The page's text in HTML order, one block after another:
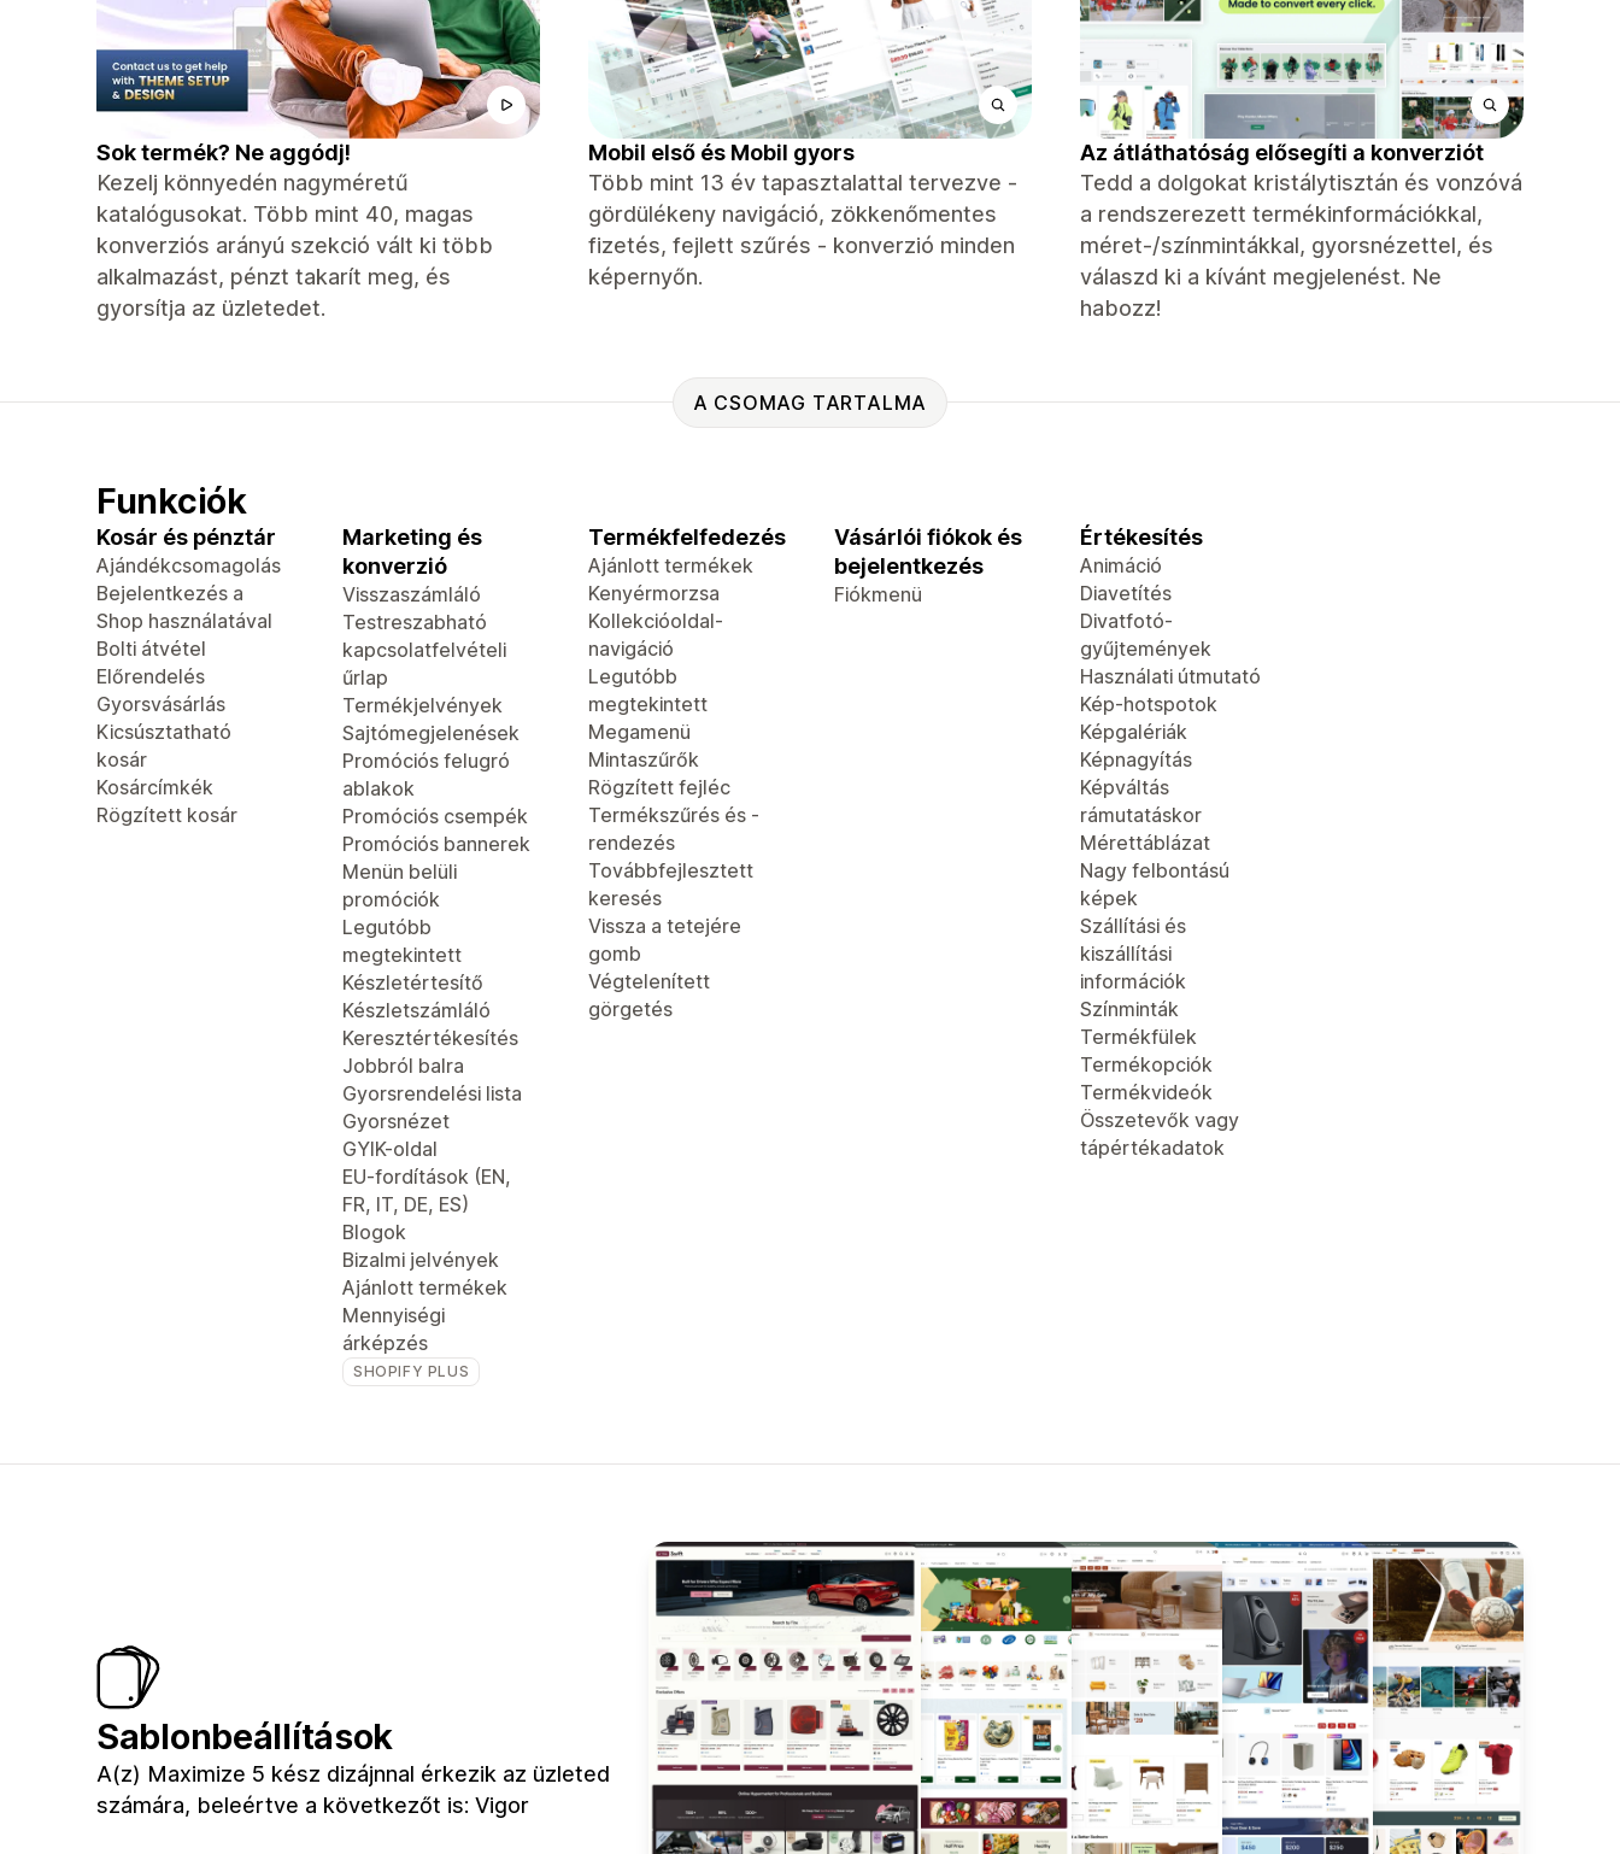
Sok termék? Ne aggódj!
Kezelj könnyedén nagyméretű
katalógusokat. Több mint 40, magas
konverziós arányú szekció vált ki több
alkalmazást, pénzt takarít meg, és
gyorsítja az üzletedet.
Mobil első és Mobil gyors
Több mint 13 év tapasztalattal tervezve -
gördülékeny navigáció, zökkenőmentes
fizetés, fejlett szűrés - konverzió minden
képernyőn.
Az átláthatóság elősegíti a konverziót
Tedd a dolgokat kristálytisztán és vonzóvá
a rendszerezett termékinformációkkal,
méret-/színmintákkal, gyorsnézettel, és
válaszd ki a kívánt megjelenést. Ne
habozz!
A CSOMAG TARTALMA
Funkciók
Kosár és pénztár
Ajándékcsomagolás
Bejelentkezés a
Shop használatával
Bolti átvétel
Előrendelés
Gyorsvásárlás
Kicsúsztatható
kosár
Kosárcímkék
Rögzített kosár
Marketing és
konverzió
Visszaszámláló
Testreszabható
kapcsolatfelvételi
űrlap
Termékjelvények
Sajtómegjelenések
Promóciós felugró
ablakok
Promóciós csempék
Promóciós bannerek
Menün belüli
promóciók
Legutóbb
megtekintett
Készletértesítő
Készletszámláló
Keresztértékesítés
Jobbról balra
Gyorsrendelési lista
Gyorsnézet
GYIK-oldal
EU-fordítások (EN,
FR, IT, DE, ES)
Blogok
Bizalmi jelvények
Ajánlott termékek
Mennyiségi
árképzés
SHOPIFY PLUS
Termékfelfedezés
Ajánlott termékek
Kenyérmorzsa
Kollekcióoldal-
navigáció
Legutóbb
megtekintett
Megamenü
Mintaszűrők
Rögzített fejléc
Termékszűrés és -
rendezés
Továbbfejlesztett
keresés
Vissza a tetejére
gomb
Végtelenített
görgetés
Vásárlói fiókok és
bejelentkezés
Fiókmenü
Értékesítés
Animáció
Diavetítés
Divatfotó-
gyűjtemények
Használati útmutató
Kép-hotspotok
Képgalériák
Képnagyítás
Képváltás
rámutatáskor
Mérettáblázat
Nagy felbontású
képek
Szállítási és
kiszállítási
információk
Színminták
Termékfülek
Termékopciók
Termékvideók
Összetevők vagy
tápértékadatok
Sablonbeállítások
A(z) Maximize 5 kész dizájnnal érkezik az üzleted
számára, beleértve a következőt is: Vigor